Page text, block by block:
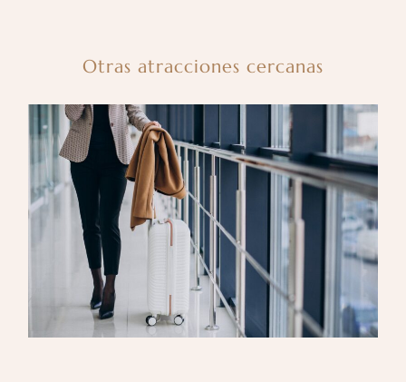
Otras atracciones cercanas